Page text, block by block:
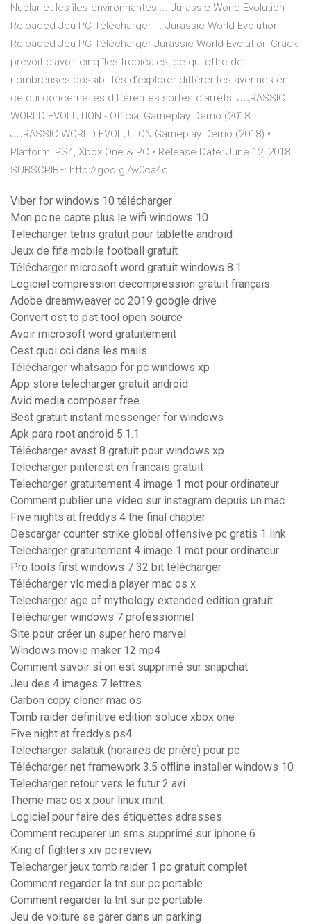
Nublar et les îles environnantes ... Jurassic World Evolution
Reloaded Jeu PC Télécharger ... Jurassic World Evolution
Reloaded Jeu PC Télécharger Jurassic World Evolution Crack
prévoit d’avoir cinq îles tropicales, ce qui offre de
nombreuses possibilités d’explorer différentes avenues en
ce qui concerne les différentes sortes d’arrêts. JURASSIC
WORLD EVOLUTION - Official Gameplay Demo (2018 ...
JURASSIC WORLD EVOLUTION Gameplay Demo (2018) •
Platform: PS4, Xbox One & PC • Release Date: June 12, 2018
SUBSCRIBE: http://goo.gl/w0ca4q.
Viber for windows 10 télécharger
Mon pc ne capte plus le wifi windows 10
Telecharger tetris gratuit pour tablette android
Jeux de fifa mobile football gratuit
Télécharger microsoft word gratuit windows 8.1
Logiciel compression decompression gratuit français
Adobe dreamweaver cc 2019 google drive
Convert ost to pst tool open source
Avoir microsoft word gratuitement
Cest quoi cci dans les mails
Télécharger whatsapp for pc windows xp
App store telecharger gratuit android
Avid media composer free
Best gratuit instant messenger for windows
Apk para root android 5.1.1
Télécharger avast 8 gratuit pour windows xp
Telecharger pinterest en francais gratuit
Telecharger gratuitement 4 image 1 mot pour ordinateur
Comment publier une video sur instagram depuis un mac
Five nights at freddys 4 the final chapter
Descargar counter strike global offensive pc gratis 1 link
Telecharger gratuitement 4 image 1 mot pour ordinateur
Pro tools first windows 7 32 bit télécharger
Télécharger vlc media player mac os x
Telecharger age of mythology extended edition gratuit
Télécharger windows 7 professionnel
Site pour créer un super hero marvel
Windows movie maker 12 mp4
Comment savoir si on est supprimé sur snapchat
Jeu des 4 images 7 lettres
Carbon copy cloner mac os
Tomb raider definitive edition soluce xbox one
Five night at freddys ps4
Telecharger salatuk (horaires de prière) pour pc
Télécharger net framework 3.5 offline installer windows 10
Telecharger retour vers le futur 2 avi
Theme mac os x pour linux mint
Logiciel pour faire des étiquettes adresses
Comment recuperer un sms supprimé sur iphone 6
King of fighters xiv pc review
Telecharger jeux tomb raider 1 pc gratuit complet
Comment regarder la tnt sur pc portable
Comment regarder la tnt sur pc portable
Jeu de voiture se garer dans un parking